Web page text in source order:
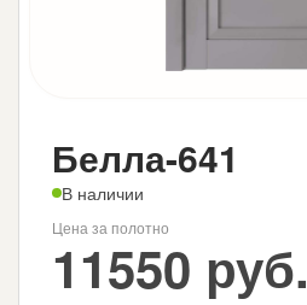
Белла-641
В наличии
Цена за полотно
11550 руб.